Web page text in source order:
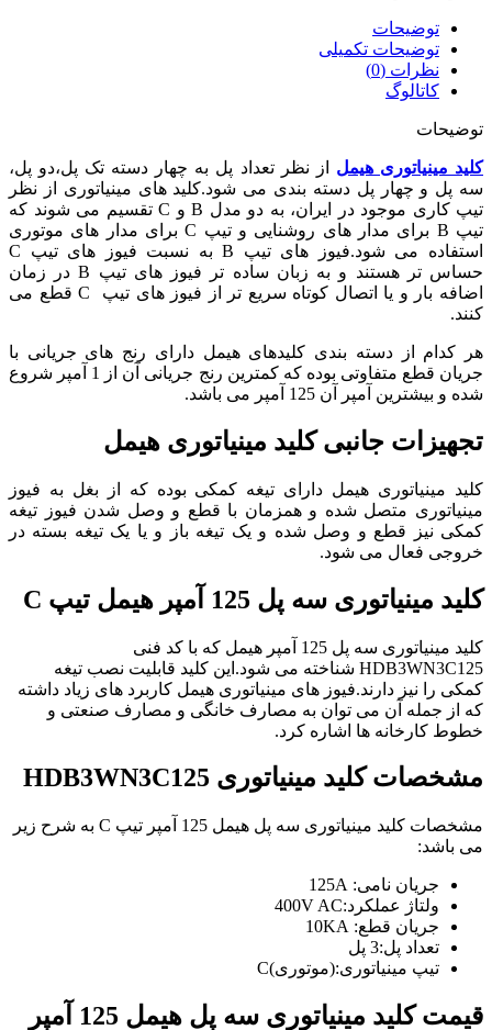
توضیحات
توضیحات تکمیلی
نظرات (0)
کاتالوگ
توضیحات
کلید مینیاتوری هیمل از نظر تعداد پل به چهار دسته تک پل،دو پل،
سه پل و چهار پل دسته بندی می شود.کلید های مینیاتوری از نظر
تیپ کاری موجود در ایران، به دو مدل B و C تقسیم می شوند که
تیپ B برای مدار های روشنایی و تیپ C برای مدار های موتوری
استفاده می شود.فیوز های تیپ B به نسبت فیوز های تیپ C
حساس تر هستند و به زبان ساده تر فیوز های تیپ B در زمان
اضافه بار و یا اتصال کوتاه سریع تر از فیوز های تیپ C قطع می
کنند.
هر کدام از دسته بندی کلیدهای هیمل دارای رنج های جریانی با
جریان قطع متفاوتی بوده که کمترین رنج جریانی آن از 1 آمپر شروع
شده و بیشترین آمپر آن 125 آمپر می باشد.
تجهیزات جانبی کلید مینیاتوری هیمل
کلید مینیاتوری هیمل دارای تیغه کمکی بوده که از بغل به فیوز
مینیاتوری متصل شده و همزمان با قطع و وصل شدن فیوز تیغه
کمکی نیز قطع و وصل شده و یک تیغه باز و یا یک تیغه بسته در
خروجی فعال می شود.
کلید مینیاتوری سه پل 125 آمپر هیمل تیپ C
کلید مینیاتوری سه پل 125 آمپر هیمل که با کد فنی
HDB3WN3C125 شناخته می شود.این کلید قابلیت نصب تیغه
کمکی را نیز دارند.فیوز های مینیاتوری هیمل کاربرد های زیاد داشته
که از جمله آن می توان به مصارف خانگی و مصارف صنعتی و
خطوط کارخانه ها اشاره کرد.
مشخصاتکلید مینیاتوری HDB3WN3C125
مشخصات کلید مینیاتوری سه پل هیمل 125 آمپر تیپ C به شرح زیر
می باشد:
جریان نامی: 125A
ولتاژ عملکرد:400V AC
جریان قطع: 10KA
تعداد پل:3 پل
تیپ مینیاتوری:(موتوری)C
قیمت کلید مینیاتوری سه پل هیمل 125 آمپر